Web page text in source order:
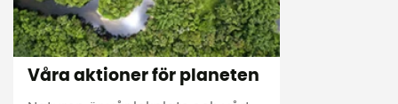
Våra aktioner för planeten